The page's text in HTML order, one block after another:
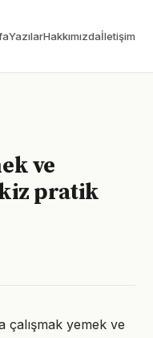
YazılarHakkımızdaİletişim
ve
pratik
çalışmak yemek ve